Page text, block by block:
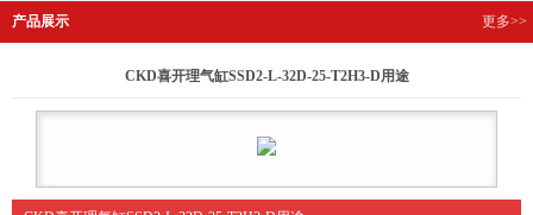
产品展示 更多>>
CKD喜开理气缸SSD2-L-32D-25-T2H3-D用途